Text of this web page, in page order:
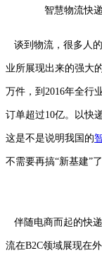
智慧物流快递
谈到物流，很多人
业所展现出来的强大
万件，到2016年全行
订单超过10亿。以快
这是不是说明我国的
不需要再搞“新基建”
伴随电商而起的快
流在B2C领域展现在